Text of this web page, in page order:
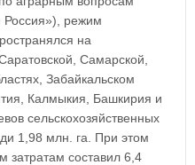
режим
на
Самарской,
Забайкальском
Калмыкия, Башкирия и
сельскохозяйственных
1,98 млн. га. При этом
составил 6,4